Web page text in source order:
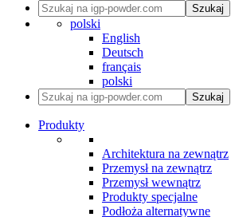
Szukaj
polski
English
Deutsch
français
polski
Szukaj
Produkty
Architektura na zewnątrz
Przemysł na zewnątrz
Przemysł wewnątrz
Produkty specjalne
Podłoża alternatywne